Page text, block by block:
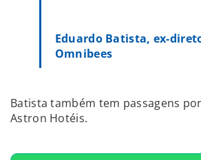
Eduardo Batista, ex-
Omnibees
Batista também tem passagens
Astron Hotéis.